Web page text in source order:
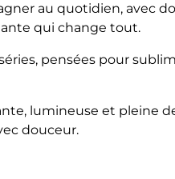
au quotidien, avec
qui change tout.
pensées pour
lumineuse et pleine
douceur.